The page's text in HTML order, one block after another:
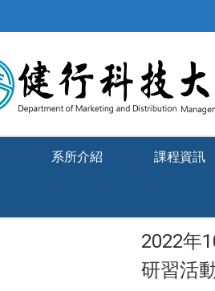
系所介紹 課程資訊
2022年
研習活